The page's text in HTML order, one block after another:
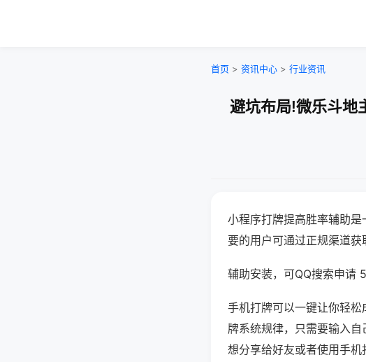
首页 > 资讯中心 > 行业资讯
避坑布局!微乐斗地
小程序打牌提高胜率辅助是
要的用户可通过正规渠道获
辅助安装，可QQ搜索申请
手机打牌可以一键让你轻
牌系统规律，只需要输入
想分享给好友或者使用手机